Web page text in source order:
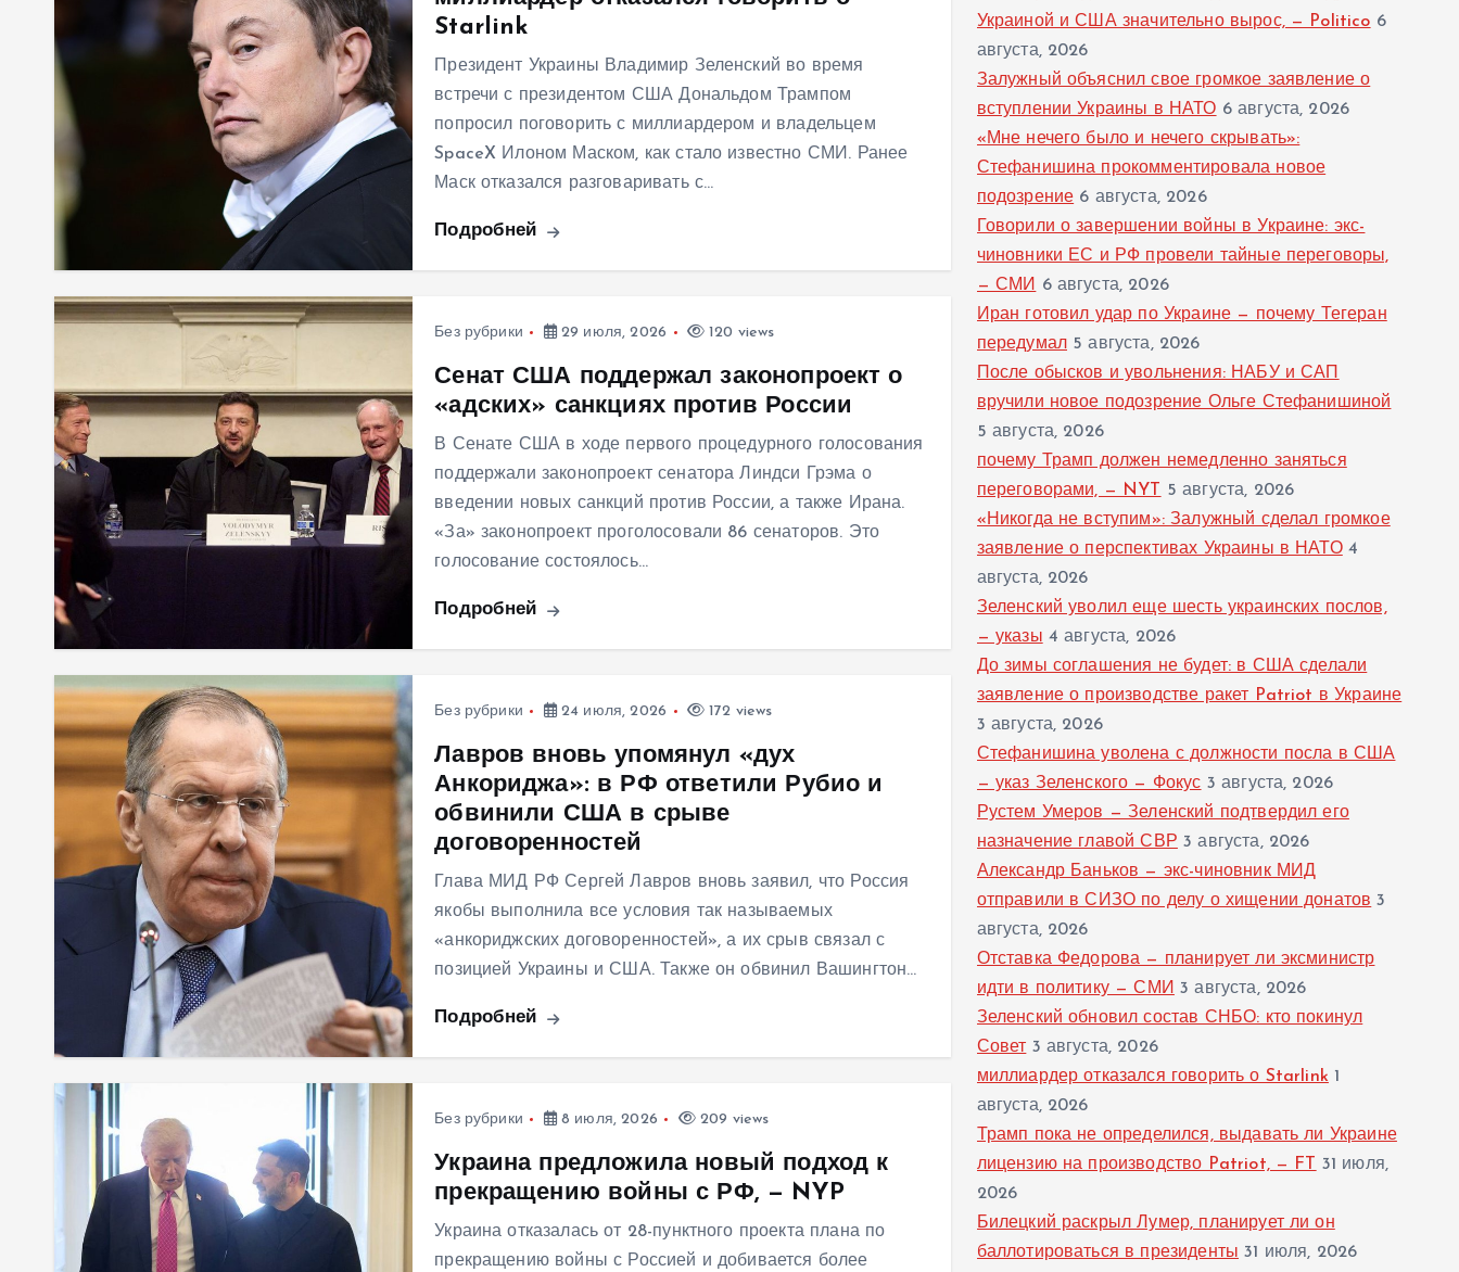
Starlink
Президент Украины Владимир Зеленский во время
встречи с президентом США Дональдом Трампом
попросил поговорить с миллиардером и владельцем
SpaceX Илоном Маском, как стало известно СМИ. Ранее
Маск отказался разговаривать с…
Подробней
Без рубрики 29 июля, 2026 120 views
Сенат США поддержал законопроект о
«адских» санкциях против России
В Сенате США в ходе первого процедурного голосования
поддержали законопроект сенатора Линдси Грэма о
введении новых санкций против России, а также Ирана.
«За» законопроект проголосовали 86 сенаторов. Это
голосование состоялось…
Подробней
Без рубрики 24 июля, 2026 172 views
Лавров вновь упомянул «дух
Анкориджа»: в РФ ответили Рубио и
обвинили США в срыве
договоренностей
Глава МИД РФ Сергей Лавров вновь заявил, что Россия
якобы выполнила все условия так называемых
«анкориджских договоренностей», а их срыв связал с
позицией Украины и США. Также он обвинил Вашингтон…
Подробней
Без рубрики 8 июля, 2026 209 views
Украина предложила новый подход к
прекращению войны с РФ, — NYP
Украина отказалась от 28-пунктного проекта плана по
прекращению войны с Россией и добивается более
Украиной и США значительно вырос, — Politico 6
августа, 2026
Залужный объяснил свое громкое заявление о
вступлении Украины в НАТО 6 августа, 2026
«Мне нечего было и нечего скрывать»:
Стефанишина прокомментировала новое
подозрение 6 августа, 2026
Говорили о завершении войны в Украине: экс-
чиновники ЕС и РФ провели тайные переговоры,
— СМИ 6 августа, 2026
Иран готовил удар по Украине — почему Тегеран
передумал 5 августа, 2026
После обысков и увольнения: НАБУ и САП
вручили новое подозрение Ольге Стефанишиной
5 августа, 2026
почему Трамп должен немедленно заняться
переговорами, — NYT
5 августа, 2026
«Никогда не вступим»: Залужный сделал громкое
заявление о перспективах Украины в НАТО 4
августа, 2026
Зеленский уволил еще шесть украинских послов,
— указы 4 августа, 2026
До зимы соглашения не будет: в США сделали
заявление о производстве ракет Patriot в Украине
3 августа, 2026
Стефанишина уволена с должности посла в США
— указ Зеленского — Фокус 3 августа, 2026
Рустем Умеров — Зеленский подтвердил его
назначение главой СВР 3 августа, 2026
Александр Баньков — экс-чиновник МИД
отправили в СИЗО по делу о хищении донатов 3
августа, 2026
Отставка Федорова — планирует ли эксминистр
идти в политику — СМИ 3 августа, 2026
Зеленский обновил состав СНБО: кто покинул
Совет 3 августа, 2026
миллиардер отказался говорить о Starlink 1
августа, 2026
Трамп пока не определился, выдавать ли Украине
лицензию на производство Patriot, — FT
31 июля,
2026
Билецкий раскрыл Лумер, планирует ли он
баллотироваться в президенты 31 июля, 2026